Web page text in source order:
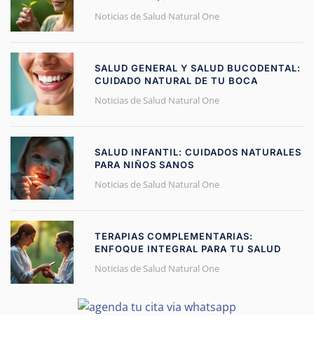
Noticias de Salud Natural One
SALUD GENERAL Y SALUD BUCODENTAL:
CUIDADO NATURAL DE TU BOCA
Noticias de Salud Natural One
SALUD INFANTIL: CUIDADOS NATURALES
PARA NIÑOS SANOS
Noticias de Salud Natural One
TERAPIAS COMPLEMENTARIAS:
ENFOQUE INTEGRAL PARA TU SALUD
Noticias de Salud Natural One